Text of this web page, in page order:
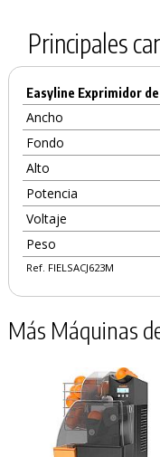
Principales
Easyline Exprimidor de
Ancho
Fondo
Alto
Potencia
Voltaje
Peso
Ref. FIELSACJ623M
Más Máquinas